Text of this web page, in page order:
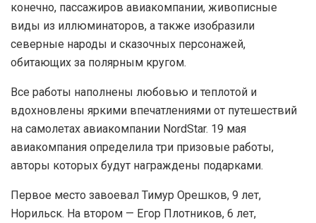
конечно, пассажиров авиакомпании, живописные
виды из иллюминаторов, а также изобразили
северные народы и сказочных персонажей,
обитающих за полярным кругом.
Все работы наполнены любовью и теплотой и
вдохновлены яркими впечатлениями от путешествий
на самолетах авиакомпании NordStar. 19 мая
авиакомпания определила три призовые работы,
авторы которых будут награждены подарками.
Первое место завоевал Тимур Орешков, 9 лет,
Норильск. На втором — Егор Плотников, 6 лет,